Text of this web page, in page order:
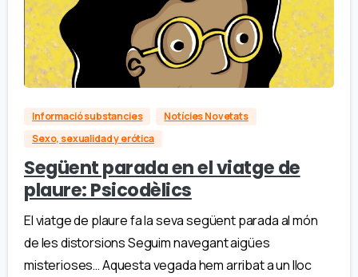
Informació substancies
Notícies Novetats
Sexo, sexualidad y erótica
Següent parada en el viatge de
plaure: Psicodèlics
El viatge de plaure fa la seva següent parada al món
de les distorsions Seguim navegant aigües
misterioses… Aquesta vegada hem arribat a un lloc